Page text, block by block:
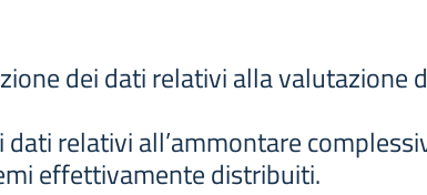
dei dati relativi alla valutazione
relativi all’ammontare
effettivamente distribuiti.